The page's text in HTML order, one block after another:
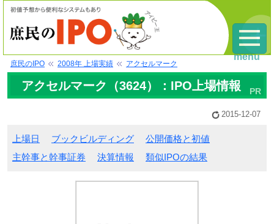
庶民のIPO 2008年 上場実績 アクセルマーク
アクセルマーク（3624）：IPO上場情報
2015-12-07
上場日 ブックビルディング
公開価格と初値
主幹事と幹事証券
決算情報 類似IPOの結果
menu